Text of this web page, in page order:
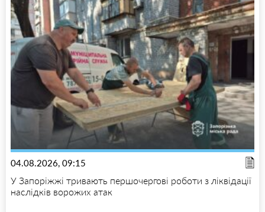
04.08.2026, 09:15
У Запоріжжі тривають першочергові роботи з ліквідації
наслідків ворожих атак